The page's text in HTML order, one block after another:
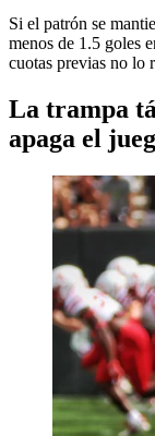
Si el patrón se
menos de 1.5 goles
cuotas previas no lo
La trampa
apaga el